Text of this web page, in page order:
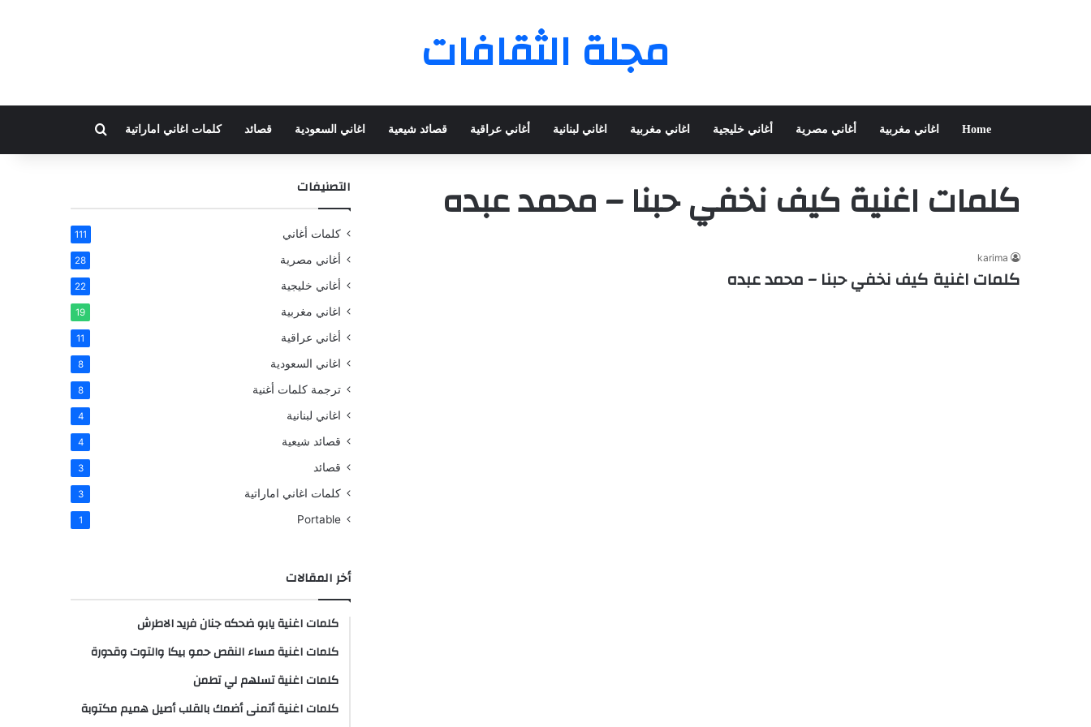
مجلة الثقافات
Home اغاني مغربية أغاني مصرية أغاني خليجية اغاني مغربية اغاني لبنانية أغاني عراقية قصائد شيعية اغاني السعودية قصائد كلمات اغاني اماراتية
كلمات اغنية كيف نخفي حبنا – محمد عبده
karima
كلمات اغنية كيف نخفي حبنا – محمد عبده
التصنيفات
كلمات أغاني 111
أغاني مصرية 28
أغاني خليجية 22
اغاني مغربية 19
أغاني عراقية 11
اغاني السعودية 8
ترجمة كلمات أغنية 8
اغاني لبنانية 4
قصائد شيعية 4
قصائد 3
كلمات اغاني اماراتية 3
Portable
1
أخر المقالات
كلمات اغنية يابو ضحكه جنان فريد الاطرش
كلمات اغنية مساء النقص حمو بيكا والتوت وقدورة
كلمات اغنية تسلهم لي تطمن
كلمات اغنية أتمنى أضمك بالقلب أصيل هميم مكتوبة